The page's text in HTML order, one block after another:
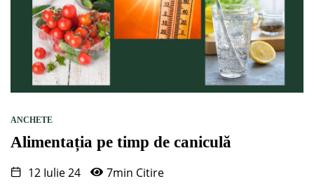
ANCHETE
Alimentația pe timp de caniculă
12 Iulie 24
7min Citire